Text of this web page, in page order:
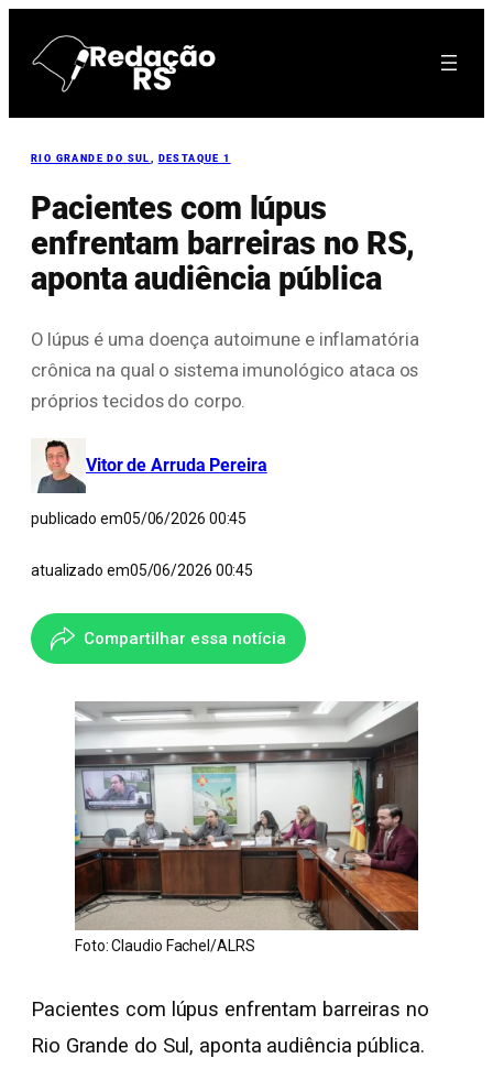
para
RIO GRANDE DO SUL , DESTAQUE 1
Pacientes com lúpus
enfrentam barreiras no RS,
aponta audiência pública
O lúpus é uma doença autoimune e inflamatória
crônica na qual o sistema imunológico ataca os
próprios tecidos do corpo.
Vitor de Arruda Pereira
publicado em05/06/2026 00:45
atualizado em05/06/2026 00:45
Compartilhar essa notícia
Foto: Claudio Fachel/ALRS
Pacientes com lúpus enfrentam barreiras no
Rio Grande do Sul, aponta audiência pública.